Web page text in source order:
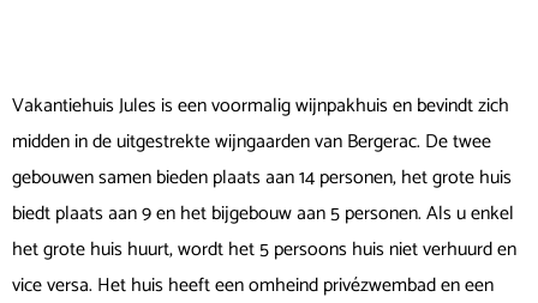
Vakantiehuis Jules is een voormalig wijnpakhuis en bevindt zich
midden in de uitgestrekte wijngaarden van Bergerac. De twee
gebouwen samen bieden plaats aan 14 personen, het grote huis
biedt plaats aan 9 en het bijgebouw aan 5 personen. Als u enkel
het grote huis huurt, wordt het 5 persoons huis niet verhuurd en
vice versa. Het huis heeft een omheind privézwembad en een